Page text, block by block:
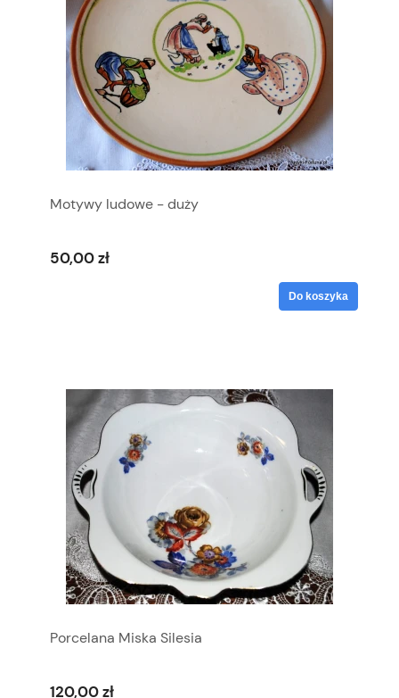
Motywy ludowe - duży
50,00 zł
Do koszyka
Porcelana Miska Silesia
120,00 zł